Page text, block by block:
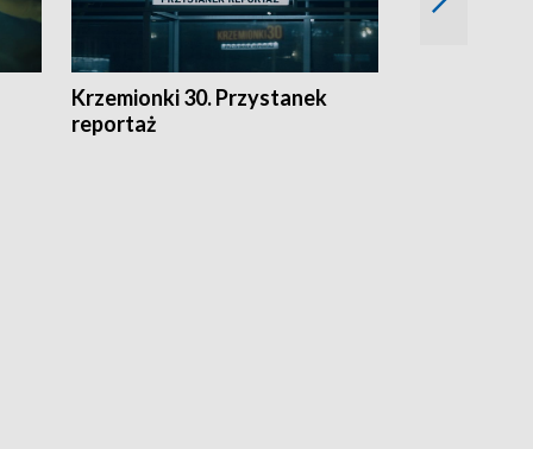
Krzemionki 30. Przystanek
reportaż